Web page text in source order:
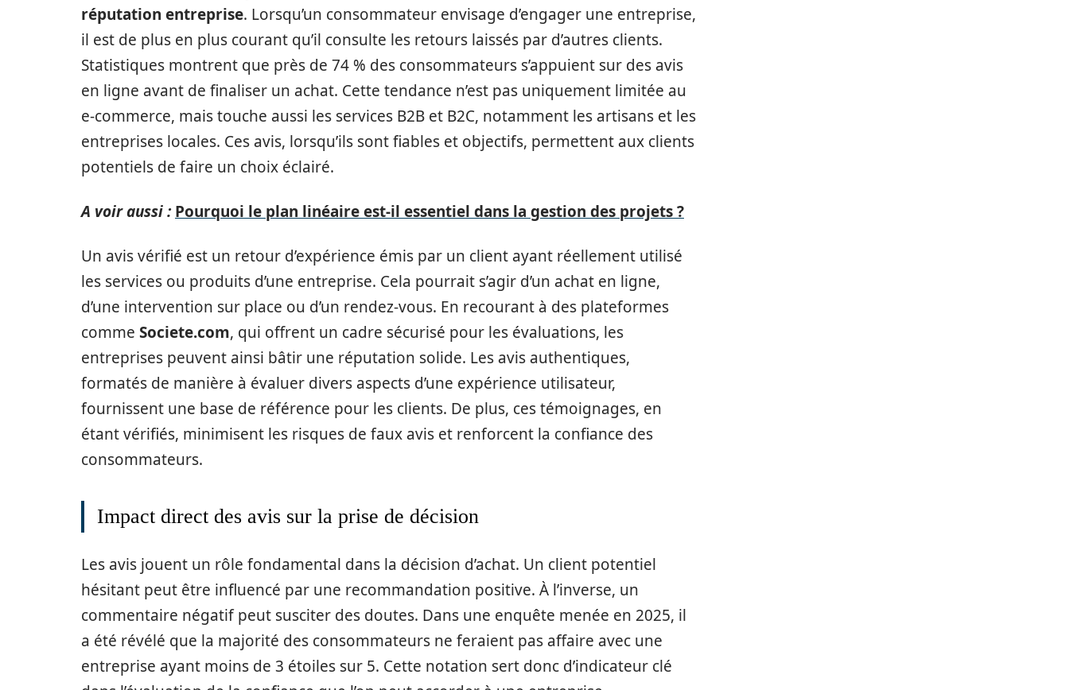
réputation entreprise. Lorsqu’un consommateur envisage d’engager une entreprise,
il est de plus en plus courant qu’il consulte les retours laissés par d’autres clients.
Statistiques montrent que près de 74 % des consommateurs s’appuient sur des avis
en ligne avant de finaliser un achat. Cette tendance n’est pas uniquement limitée au
e-commerce, mais touche aussi les services B2B et B2C, notamment les artisans et les
entreprises locales. Ces avis, lorsqu’ils sont fiables et objectifs, permettent aux clients
potentiels de faire un choix éclairé.
A voir aussi : Pourquoi le plan linéaire est-il essentiel dans la gestion des projets ?
Un avis vérifié est un retour d’expérience émis par un client ayant réellement utilisé
les services ou produits d’une entreprise. Cela pourrait s’agir d’un achat en ligne,
d’une intervention sur place ou d’un rendez-vous. En recourant à des plateformes
comme Societe.com, qui offrent un cadre sécurisé pour les évaluations, les
entreprises peuvent ainsi bâtir une réputation solide. Les avis authentiques,
formatés de manière à évaluer divers aspects d’une expérience utilisateur,
fournissent une base de référence pour les clients. De plus, ces témoignages, en
étant vérifiés, minimisent les risques de faux avis et renforcent la confiance des
consommateurs.
Impact direct des avis sur la prise de décision
Les avis jouent un rôle fondamental dans la décision d’achat. Un client potentiel
hésitant peut être influencé par une recommandation positive. À l’inverse, un
commentaire négatif peut susciter des doutes. Dans une enquête menée en 2025, il
a été révélé que la majorité des consommateurs ne feraient pas affaire avec une
entreprise ayant moins de 3 étoiles sur 5. Cette notation sert donc d’indicateur clé